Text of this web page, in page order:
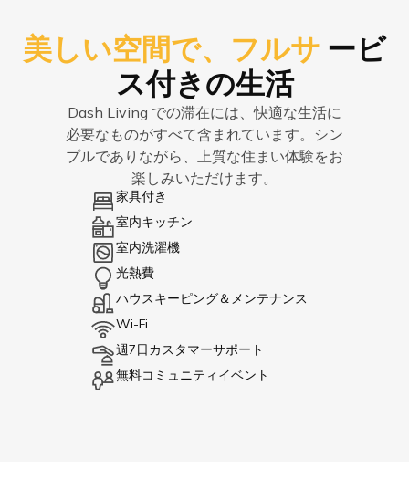
美しい空間で、フルサ ービ
ス付きの生活
Dash Living での滞在には、快適な生活に
必要なものがすべて含まれています。シン
プルでありながら、上質な住まい体験をお
楽しみいただけます。
家具付き
室内キッチン
室内洗濯機
光熱費
ハウスキーピング＆メンテナンス
Wi-Fi
週7日カスタマーサポート
無料コミュニティイベント